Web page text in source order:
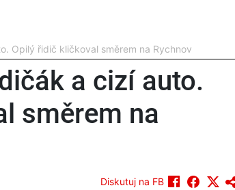
Opilý řidič kličkoval směrem na Rychnov
a cizí auto.
směrem na
Diskutuj na FB